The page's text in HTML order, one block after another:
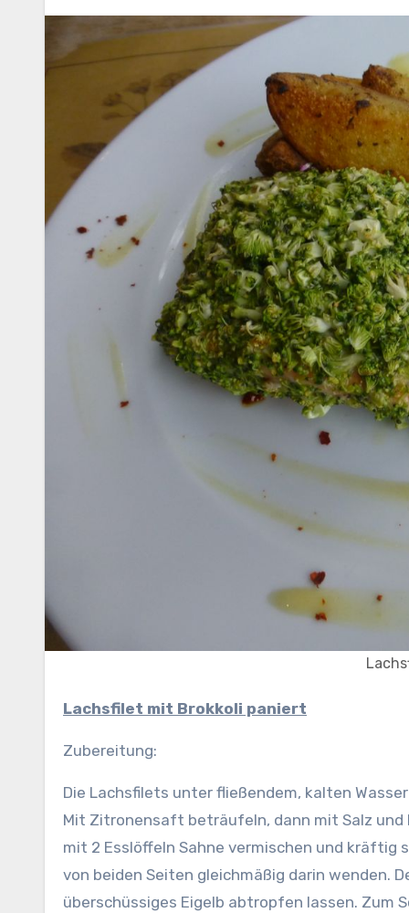
Lachsfilet mit Brokkoli paniert
Zubereitung:
Die Lachsfilets unter fließendem, kalten
Mit Zitronensaft beträufeln, dann mit Salz und
mit 2 Esslöffeln Sahne vermischen und kräftig
von beiden Seiten gleichmäßig darin wenden.
überschüssiges Eigelb abtropfen lassen. Zum